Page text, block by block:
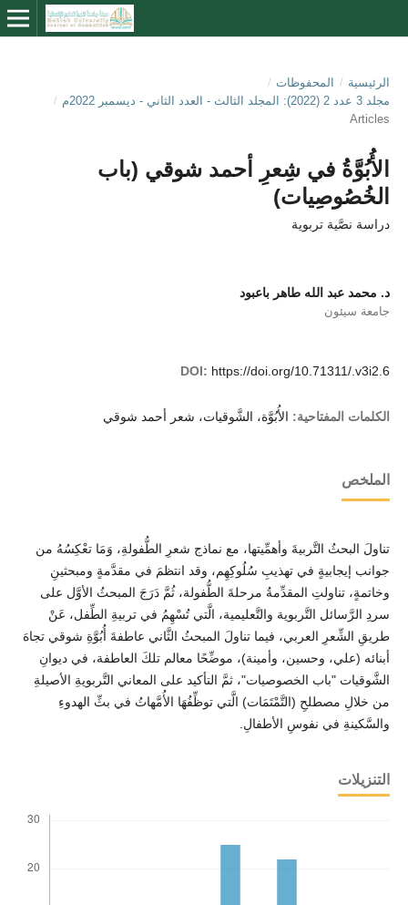
الرئيسية / المحفوظات /
مجلد 3 عدد 2 (2022): المجلد الثالث - العدد الثاني - ديسمبر 2022م
/
Articles
الأُبُوَّةُ في شِعرِ أحمد شوقي (باب
الخُصُوصِيات)
دراسة نصَّية تربوية
د. محمد عبد الله طاهر باعبود
جامعة سيئون
DOI: https://doi.org/10.71311/.v3i2.6
الكلمات المفتاحية: الأُبُوَّة، الشَّوقيات، شعر أحمد شوقي
الملخص
تناولَ البحثُ التَّربيةَ وأهمِّيتها، مع نماذج شعرِ الطُّفولةِ، وَمَا تعْكِسُهُ من
جوانب إيجابيةٍ في تهذيبِ سُلُوكِهِم، وقد انتظمَ في مقدَّمةٍ ومبحثينِ
وخاتمةٍ، تناولتِ المقدِّمةُ مرحلةَ الطُّفولة، ثُمَّ دَرَجَ المبحثُ الأوَّل على
سردِ الرَّسائل التَّربوية والتَّعليمية، الَّتي تُسْهِمُ في تربيةِ الطِّفل، عَنْ
طريقِ الشِّعرِ العربي، فيما تناولَ المبحثُ الثَّاني عاطفةَ أُبُوَّةِ شوقي تجاهَ
أبنائه (علي، وحسين، وأمينة)، موضِّحًا معالم تلكَ العاطفة، في ديوانِ
الشَّوقيات "باب الخصوصيات"، ثمَّ التأكيد على المعاني التَّربويةِ الأصيلةِ
من خلالِ مصطلحِ (التَّمْتَمَات) الَّتي توظِّفُهَا الأُمَّهاتُ في بثِّ الهدوءِ
والسَّكينةِ في نفوسِ الأطفالِ.
التنزيلات